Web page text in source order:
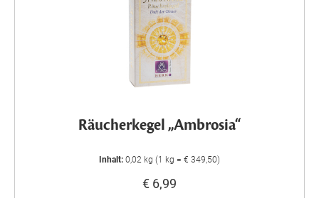
Räucherkegel „Ambrosia“
Inhalt: 0,02 kg (1 kg = € 349,50)
€ 6,99